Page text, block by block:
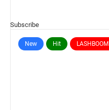
Subscribe
New Hit LASHBOOM